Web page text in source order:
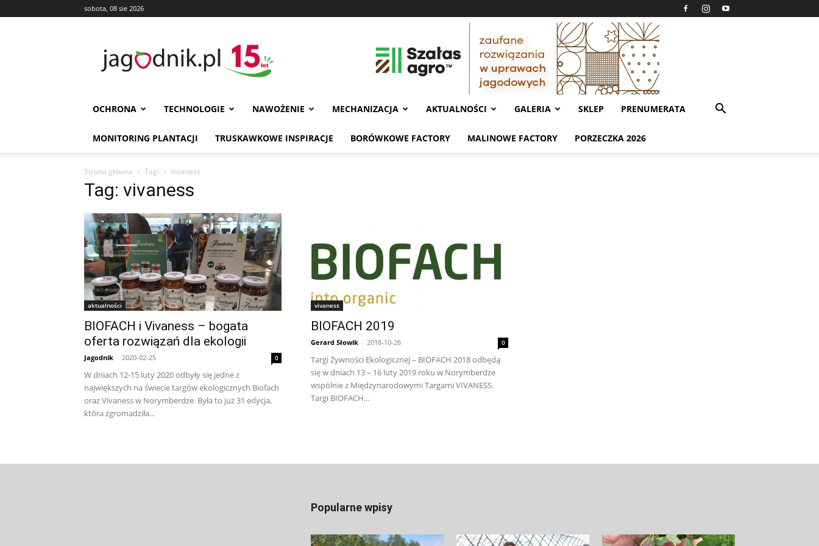
sobota, 08 sie 2026
OCHRONA TECHNOLOGIE NAWOŻENIE MECHANIZACJA AKTUALNOŚCI GALERIA SKLEP PRENUMERATA
MONITORING PLANTACJI TRUSKAWKOWE INSPIRACJE BORÓWKOWE FACTORY MALINOWE FACTORY PORZECZKA 2026
Strona główna Tagi Vivaness
Tag: vivaness
aktualności
BIOFACH i Vivaness – bogata
oferta rozwiązań dla ekologii
Jagodnik - 2020-02-25 0
W dniach 12-15 luty 2020 odbyły się jedne z
największych na świecie targów ekologicznych Biofach
oraz Vivaness w Norymberdze. Była to już 31 edycja,
która zgromadziła...
vivaness
BIOFACH 2019
Gerard Słowik - 2018-10-26 0
Targi Żywności Ekologicznej – BIOFACH 2018 odbędą
się w dniach 13 – 16 luty 2019 roku w Norymberdze
wspólnie z Międzynarodowymi Targami VIVANESS.
Targi BIOFACH...
Popularne wpisy